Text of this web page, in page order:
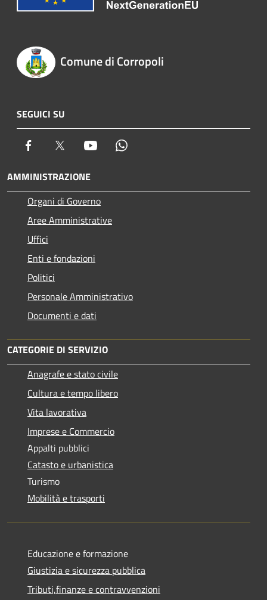
Comune di Corropoli
SEGUICI SU
Facebook Twitter Youtube
AMMINISTRAZIONE
Organi di Governo
Aree Amministrative
Uffici
Enti e fondazioni
Politici
Personale Amministrativo
Documenti e dati
CATEGORIE DI SERVIZIO
Anagrafe e stato civile
Cultura e tempo libero
Vita lavorativa
Imprese e Commercio
Appalti pubblici
Catasto e urbanistica
Turismo
Mobilità e trasporti
Educazione e formazione
Giustizia e sicurezza pubblica
Tributi,finanze e contravvenzioni